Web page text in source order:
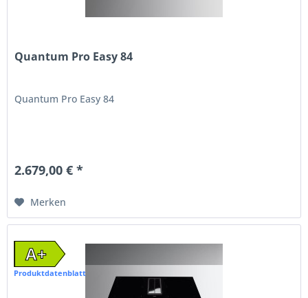
Quantum Pro Easy 84
Quantum Pro Easy 84
2.679,00 € *
Merken
A+
Produktdatenblatt